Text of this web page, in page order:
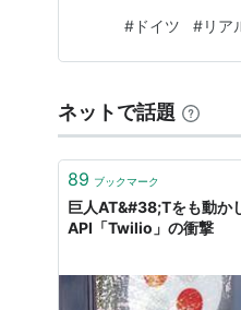
て褪色感を再現
# ドイツ #リア
ネットで話題
89 ブックマーク
巨人AT&#38;Tをも動か
API「Twilio」の衝撃